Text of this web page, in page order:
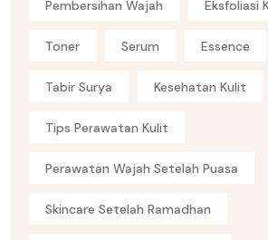
Pembersihan Wajah Eksfoliasi
Toner Serum Essence
Tabir Surya Kesehatan Kulit
Tips Perawatan Kulit
Perawatan Wajah Setelah Puasa
Skincare Setelah Ramadhan